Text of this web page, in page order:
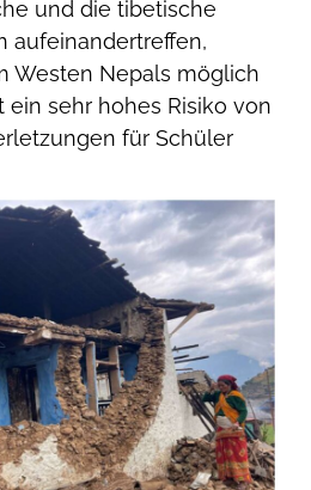
und die tibetische
aufeinandertreffen,
Westen Nepals möglich
ein sehr hohes Risiko von
für Schüler